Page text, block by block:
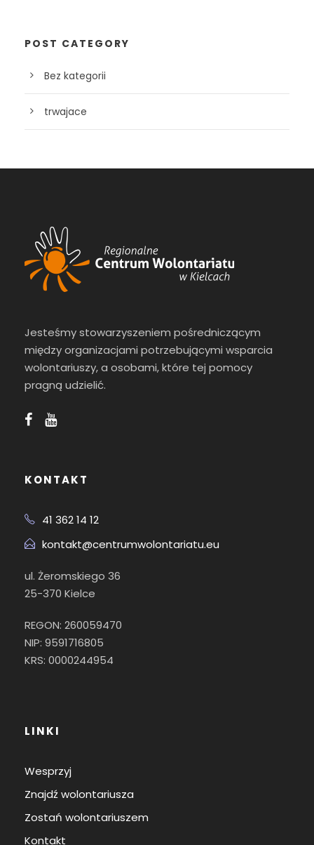
POST CATEGORY
Bez kategorii
trwajace
Jesteśmy stowarzyszeniem pośredniczącym
między organizacjami potrzebującymi wsparcia
wolontariuszy, a osobami, które tej pomocy
pragną udzielić.
KONTAKT
41 362 14 12
kontakt@centrumwolontariatu.eu
ul. Żeromskiego 36
25-370 Kielce
REGON: 260059470
NIP: 9591716805
KRS: 0000244954
LINKI
Wesprzyj
Znajdź wolontariusza
Zostań wolontariuszem
Kontakt